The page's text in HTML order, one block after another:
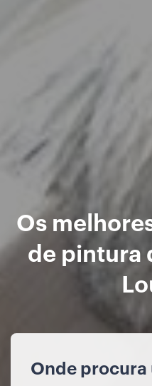
Os
de pintura
Onde